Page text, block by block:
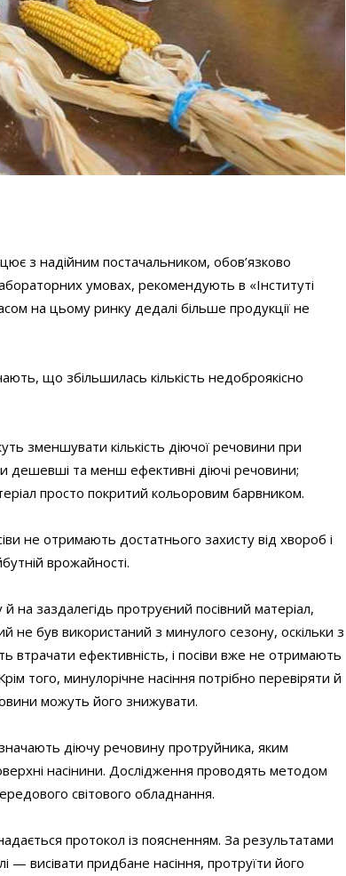
з надійним постачальником, обов’язково
умовах, рекомендують в «Інституті
на цьому ринку дедалі більше продукції не
що збільшилась кількість недоброякісно
зменшувати кількість діючої речовини при
дешевші та менш ефективні діючі речовини;
просто покритий кольоровим барвником.
не отримають достатнього захисту від хвороб і
врожайності.
на заздалегідь протруєний посівний матеріал,
не був використаний з минулого сезону, оскільки з
втрачати ефективність, і посіви вже не отримають
того, минулорічне насіння потрібно перевіряти й
можуть його знижувати.
діючу речовину протруйника, яким
насінини. Дослідження проводять методом
світового обладнання.
протокол із поясненням. За результатами
— висівати придбане насіння, протруїти його